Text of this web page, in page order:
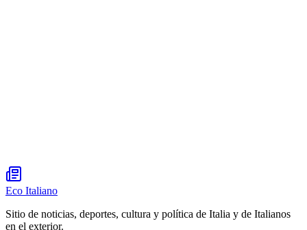
Eco Italiano
Sitio de noticias, deportes, cultura y política de Italia y de Italianos
en el exterior.